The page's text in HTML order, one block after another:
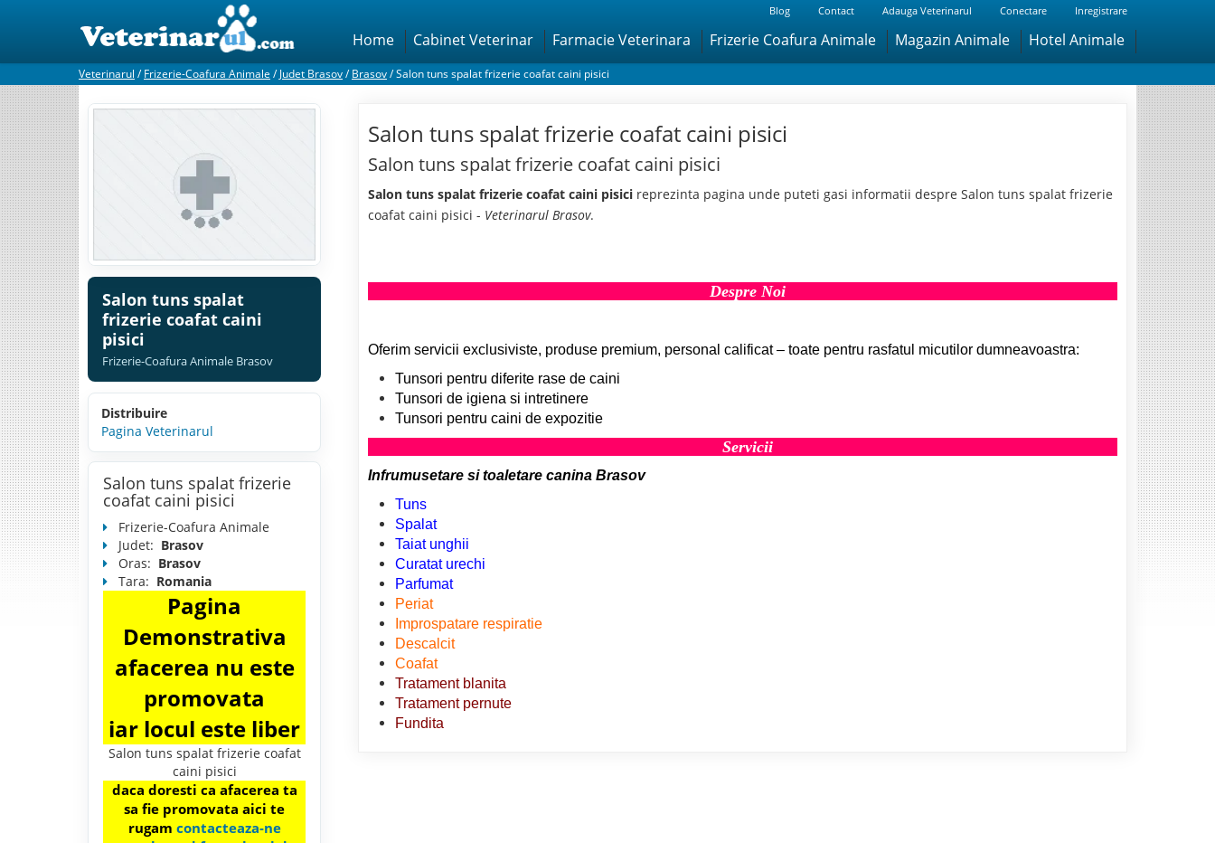
Blog Contact Adauga Veterinarul Conectare Inregistrare
Home Cabinet Veterinar Farmacie Veterinara Frizerie Coafura Animale Magazin Animale Hotel Animale
Veterinarul /Frizerie-Coafura Animale /Judet Brasov/Brasov/Salon tuns spalat frizerie coafat caini pisici
Salon tuns spalat
frizerie coafat caini
pisici
Frizerie-Coafura Animale Brasov
Distribuire
Pagina Veterinarul
Salon tuns spalat frizerie
coafat caini pisici
Frizerie-Coafura Animale
Judet: Brasov
Oras: Brasov
Tara: Romania
Pagina
Demonstrativa
afacerea nu este
promovata
iar locul este liber
Salon tuns spalat frizerie coafat
caini pisici
daca doresti ca afacerea ta
sa fie promovata aici te
rugam contacteaza-ne
Salon tuns spalat frizerie coafat caini pisici
Salon tuns spalat frizerie coafat caini pisici
Salon tuns spalat frizerie coafat caini pisici reprezinta pagina unde puteti gasi informatii despre Salon tuns spalat frizerie
coafat caini pisici - Veterinarul Brasov.
Despre Noi
Oferim servicii exclusiviste, produse premium, personal calificat – toate pentru rasfatul micutilor dumneavoastra:
Tunsori pentru diferite rase de caini
Tunsori de igiena si intretinere
Tunsori pentru caini de expozitie
Servicii
Infrumusetare si toaletare canina Brasov
Tuns
Spalat
Taiat unghii
Curatat urechi
Parfumat
Periat
Improspatare respiratie
Descalcit
Coafat
Tratament blanita
Tratament pernute
Fundita